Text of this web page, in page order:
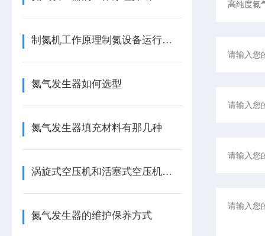
制氮机工作原理制氮设备运行原理
氮气发生器如何选型
氮气发生器填充材料有那几种
涡旋式空压机和活塞式空压机的主要区别
氮气发生器的维护保养方式